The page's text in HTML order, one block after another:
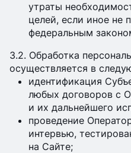
утраты
целей, если иное не
федеральным
3.2. Обработка
осуществляется в
идентификация
любых договоров с
и их дальнейшего
проведение
интервью,
на Сайте;